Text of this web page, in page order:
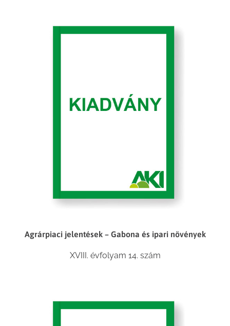
Agrárpiaci jelentések – Gabona és ipari növények
XVIII. évfolyam 14. szám